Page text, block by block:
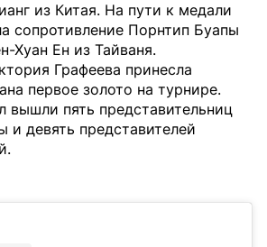
из Китая. На пути к медали
сопротивление Порнтип Буапы
Хуан Ен из Тайваня.
Графеева принесла
первое золото на турнире.
вышли пять представительниц
и девять представителей